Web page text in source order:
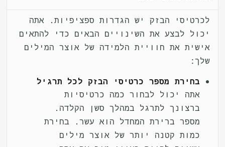
לכרטיסי הבזק יש הגדרות ספציפיות. אתה
יכול לבצע את השינויים הבאים כדי להתאים
אישית את חוויית הלמידה של אוצר המילים
שלך:
בחירת מספר כרטיסי הבזק לכל תרגיל
אתה יכול לבחור כמה כרטיסיות
ברצונך לתרגל במהלך סשן הקלדה.
מספר ברירת המחדל הוא עשר. בחירת
כמות קטנה יותר של אוצר מילים